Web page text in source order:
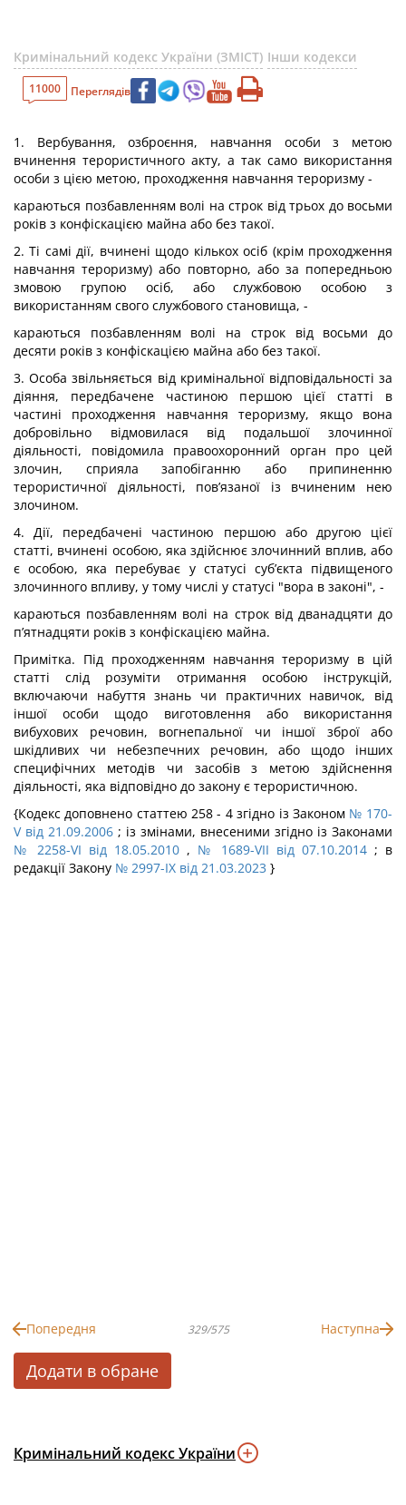
Кримінальний кодекс України (ЗМІСТ) Інши кодекси
11000 Переглядів
1. Вербування, озброєння, навчання особи з метою
вчинення терористичного акту, а так само використання
особи з цією метою, проходження навчання тероризму -
караються позбавленням волі на строк від трьох до восьми
років з конфіскацією майна або без такої.
2. Ті самі дії, вчинені щодо кількох осіб (крім проходження
навчання тероризму) або повторно, або за попередньою
змовою групою осіб, або службовою особою з
використанням свого службового становища, -
караються позбавленням волі на строк від восьми до
десяти років з конфіскацією майна або без такої.
3. Особа звільняється від кримінальної відповідальності за
діяння, передбачене частиною першою цієї статті в
частині проходження навчання тероризму, якщо вона
добровільно відмовилася від подальшої злочинної
діяльності, повідомила правоохоронний орган про цей
злочин, сприяла запобіганню або припиненню
терористичної діяльності, пов’язаної із вчиненим нею
злочином.
4. Дії, передбачені частиною першою або другою цієї
статті, вчинені особою, яка здійснює злочинний вплив, або
є особою, яка перебуває у статусі суб’єкта підвищеного
злочинного впливу, у тому числі у статусі "вора в законі", -
караються позбавленням волі на строк від дванадцяти до
п’ятнадцяти років з конфіскацією майна.
Примітка. Під проходженням навчання тероризму в цій
статті слід розуміти отримання особою інструкцій,
включаючи набуття знань чи практичних навичок, від
іншої особи щодо виготовлення або використання
вибухових речовин, вогнепальної чи іншої зброї або
шкідливих чи небезпечних речовин, або щодо інших
специфічних методів чи засобів з метою здійснення
діяльності, яка відповідно до закону є терористичною.
{Кодекс доповнено статтею 258 - 4 згідно із Законом № 170-
V від 21.09.2006 ; із змінами, внесеними згідно із Законами
№ 2258-VI від 18.05.2010 , № 1689-VII від 07.10.2014 ; в
редакції Закону № 2997-IX від 21.03.2023 }
Попередня 329/575 Наступна
Додати в обране
Кримінальний кодекс України